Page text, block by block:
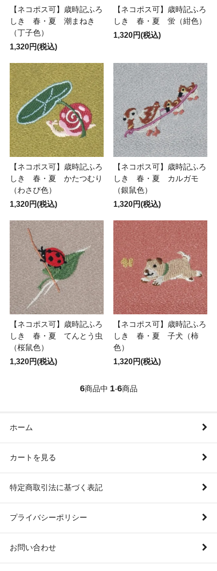
【ネコポス可】歳時記ふろ
しき 春・夏 潮まねき
（丁子色）
1,320円(税込)
【ネコポス可】歳時記ふろ
しき 春・夏 蛍（紺色）
1,320円(税込)
【ネコポス可】歳時記ふろ
しき 春・夏 かたつむり
（わさび色）
1,320円(税込)
【ネコポス可】歳時記ふろ
しき 春・夏 カルガモ
（銀鼠色）
1,320円(税込)
【ネコポス可】歳時記ふろ
しき 春・夏 てんとう虫
（桜鼠色）
1,320円(税込)
【ネコポス可】歳時記ふろ
しき 春・夏 子犬（柿
色）
1,320円(税込)
6商品中 1-6商品
ホーム
カートを見る
特定商取引法に基づく表記
プライバシーポリシー
お問い合わせ